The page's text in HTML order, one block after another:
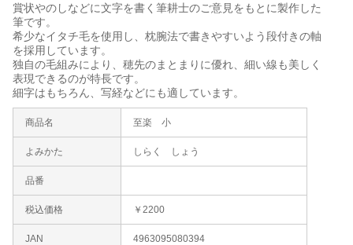
賞状やのしなどに文字を書く筆耕士のご意見をもとに製作した
筆です。
希少なイタチ毛を使用し、枕腕法で書きやすいよう段付きの軸
を採用しています。
独自の毛組みにより、穂先のまとまりに優れ、細い線も美しく
表現できるのが特長です。
細字はもちろん、写経などにも適しています。
商品名 至楽 小
よみかた しらく しょう
品番
税込価格 ￥2200
JAN 4963095080394